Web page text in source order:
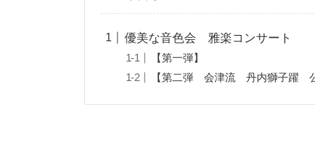
優美な音色会 雅楽コンサート
【第一弾】
【第二弾 会津流 丹内獅子躍